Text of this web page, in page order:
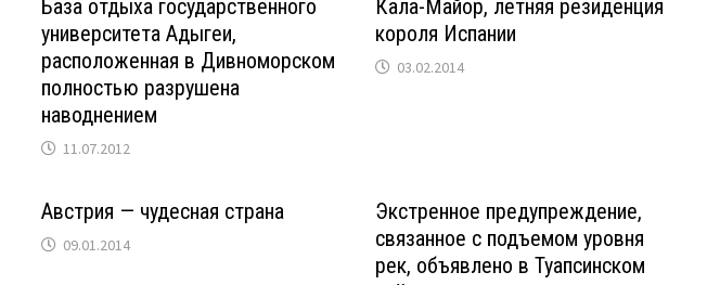
База отдыха государственного
университета Адыгеи,
расположенная в Дивноморском
полностью разрушена
наводнением
11.07.2012
Кала-Майор, летняя резиденция
короля Испании
03.02.2014
Австрия — чудесная страна
09.01.2014
Экстренное предупреждение,
связанное с подъемом уровня
рек, объявлено в Туапсинском